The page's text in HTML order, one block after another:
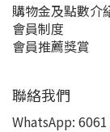
購物金及點數介
會員制度
會員推薦獎賞
聯絡我們
WhatsApp: